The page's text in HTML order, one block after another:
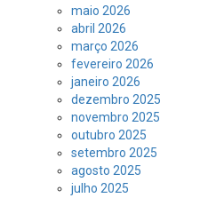
maio 2026
abril 2026
março 2026
fevereiro 2026
janeiro 2026
dezembro 2025
novembro 2025
outubro 2025
setembro 2025
agosto 2025
julho 2025